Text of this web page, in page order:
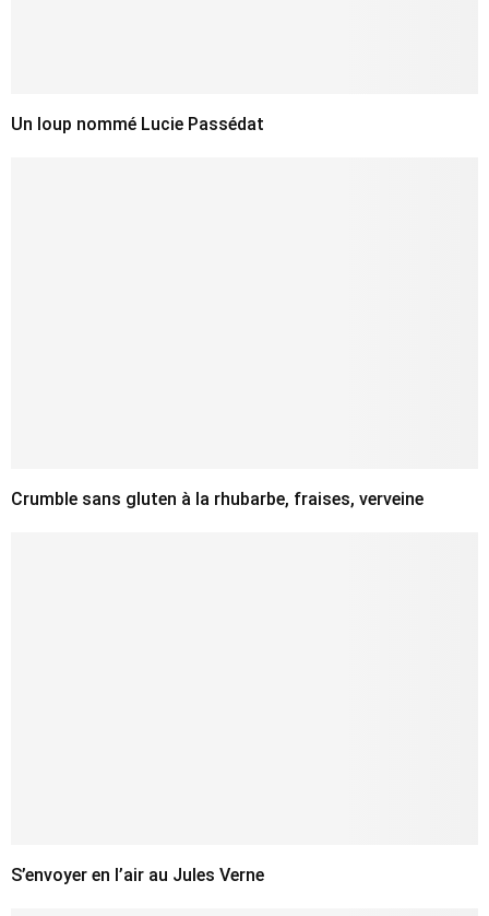
Un loup nommé Lucie Passédat
Crumble sans gluten à la rhubarbe, fraises, verveine
S’envoyer en l’air au Jules Verne